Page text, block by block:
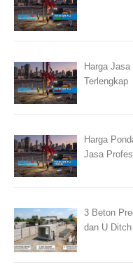
Harga
Terlengkap
Harga
Jasa
3 Beton
dan U Ditch